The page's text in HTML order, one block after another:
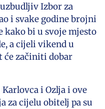
Izbor za
i svake godine brojni
kako bi u svoje mjesto
a cijeli vikend u
će začiniti dobar
i Ozlja i ove
za cijelu obitelj pa su